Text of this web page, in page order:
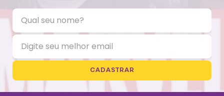
CADASTRAR